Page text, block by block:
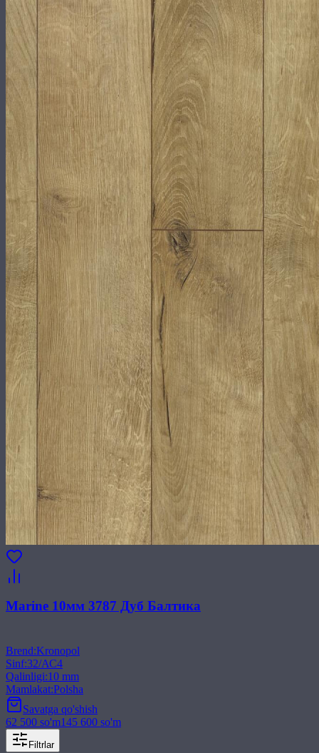
Marine 10мм 3787 Дуб Балтика
Brend:Kronopol
Sinf:32/АС4
Qalinligi:10 mm
Mamlakat:Polsha
Savatga qo'shish
62 500 so'm145 600 so'm
Filtrlar